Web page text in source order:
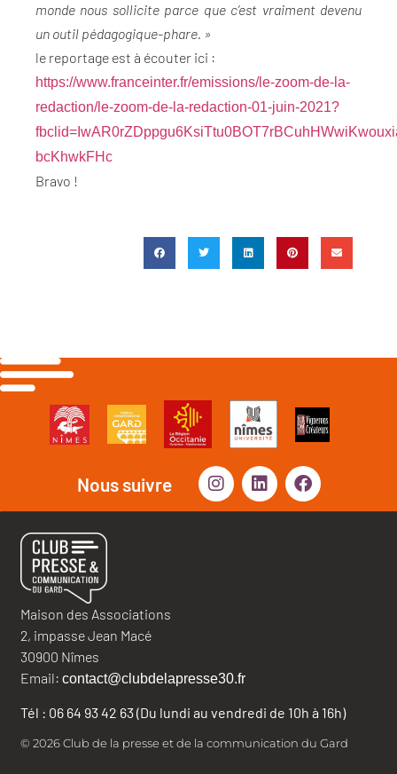
monde nous sollicite parce que c’est vraiment devenu
un outil pédagogique-phare. »
le reportage est à écouter ici :
https://www.franceinter.fr/emissions/le-zoom-de-la-
redaction/le-zoom-de-la-redaction-01-juin-2021?
bcKhwkFHc
Bravo !
Nous suivre
Maison des Associations
2, impasse Jean Macé
30900 Nîmes
Email: contact@clubdelapresse30.fr
Tél : 06 64 93 42 63 (Du lundi au vendredi de 10h à 16h)
© 2026 Club de la presse et de la communication du Gard